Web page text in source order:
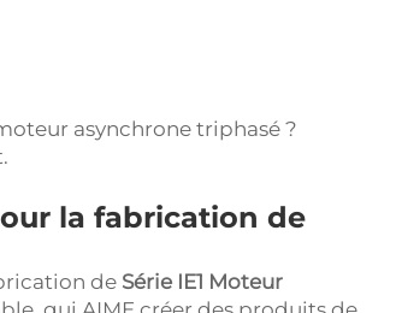
asynchrone triphasé ?
la fabrication de
de Série IE1 Moteur